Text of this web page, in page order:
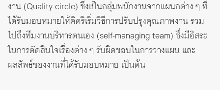
งาน (Quality circle) ซึ่งเป็นกลุ่มพนักงานจากแผนกต่าง ๆ ที่
ได้รับมอบหมายให้คิดริเริ่มวิธีการปรับปรุงคุณภาพงาน รวม
ไปถึงทีมงานบริหารตนเอง (self-managing team) ซึ่งมีอิสระ
ในการตัดสินใจเรื่องต่าง ๆ รับผิดชอบในการวางแผน และ
ผลลัพธ์ของงานที่ได้รับมอบหมาย เป็นต้น